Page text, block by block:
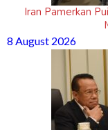
Iran Pamerkan
8 August 2026